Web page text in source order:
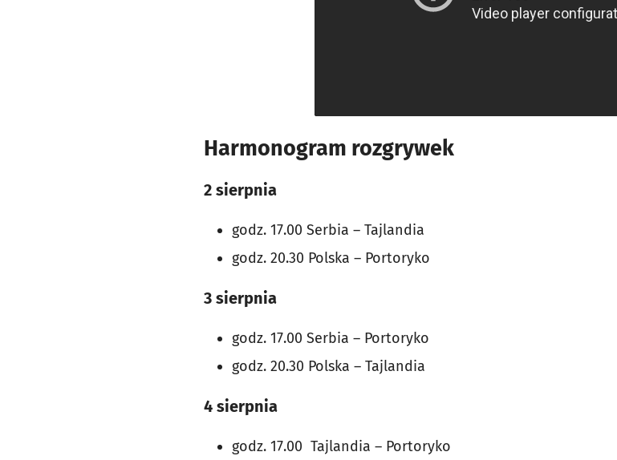
Harmonogram rozgrywek
2 sierpnia
godz. 17.00 Serbia – Tajlandia
godz. 20.30 Polska – Portoryko
3 sierpnia
godz. 17.00 Serbia – Portoryko
godz. 20.30 Polska – Tajlandia
4 sierpnia
godz. 17.00 Tajlandia – Portoryko